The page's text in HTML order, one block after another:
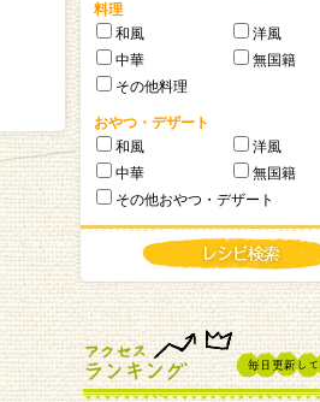
料理
和風
洋風
中華
無国籍
その他料理
おやつ・デザート
和風
洋風
中華
無国籍
その他おやつ・デザート